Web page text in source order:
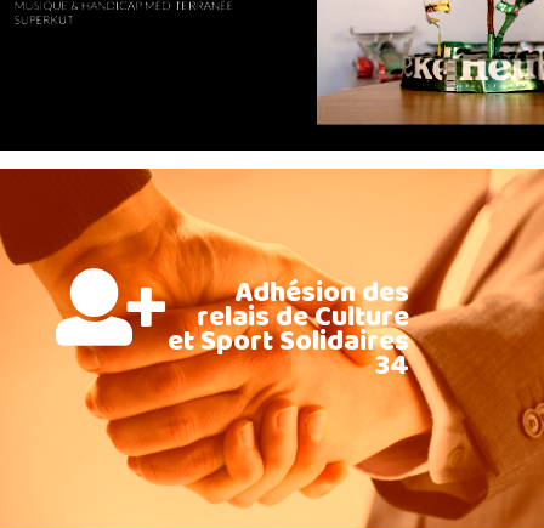
Adhésion des
relais de Culture
et Sport Solidaires
34